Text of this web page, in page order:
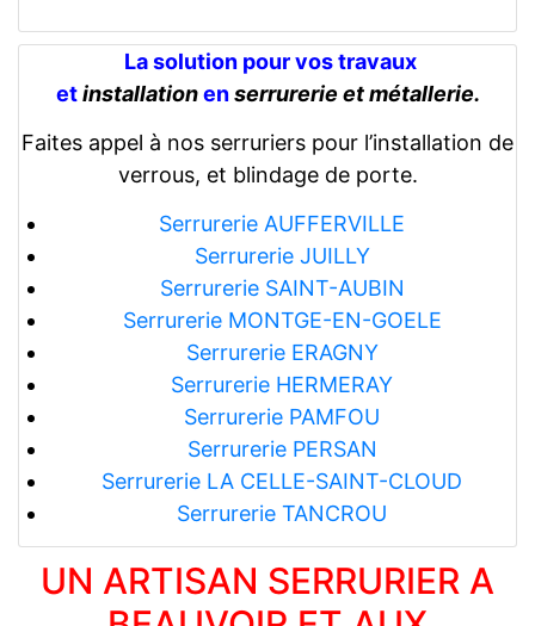
La solution pour vos travaux
etinstallationenserrurerie et métallerie.
Faites appel à nos serruriers pour l’installation de
verrous, et blindage de porte.
Serrurerie AUFFERVILLE
Serrurerie JUILLY
Serrurerie SAINT-AUBIN
Serrurerie MONTGE-EN-GOELE
Serrurerie ERAGNY
Serrurerie HERMERAY
Serrurerie PAMFOU
Serrurerie PERSAN
Serrurerie LA CELLE-SAINT-CLOUD
Serrurerie TANCROU
UN ARTISAN SERRURIER A